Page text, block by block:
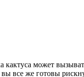
кактуса может
все же готовы